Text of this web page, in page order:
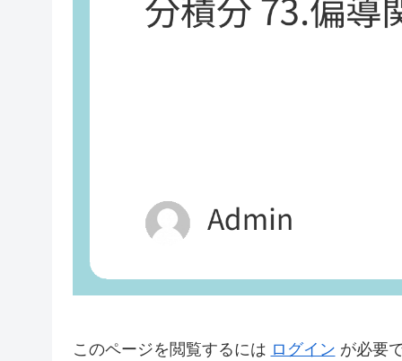
このページを閲覧するには ログイン が必要